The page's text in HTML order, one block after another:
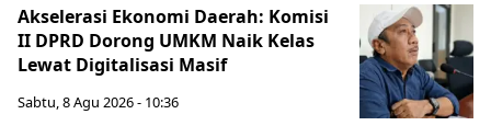
Akselerasi Ekonomi Daerah: Komisi
II DPRD Dorong UMKM Naik Kelas
Lewat Digitalisasi Masif
Sabtu, 8 Agu 2026 - 10:36